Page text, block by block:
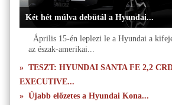
Két hét múlva debütál a Hyundai...
Április 15-én leplezi le a Hyundai a
az észak-amerikai...
» TESZT: HYUNDAI SANTA FE 2,2
EXECUTIVE...
» Újabb előzetes a Hyundai Kona...